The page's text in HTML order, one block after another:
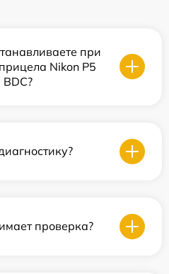
при
Nikon P5
проверка?